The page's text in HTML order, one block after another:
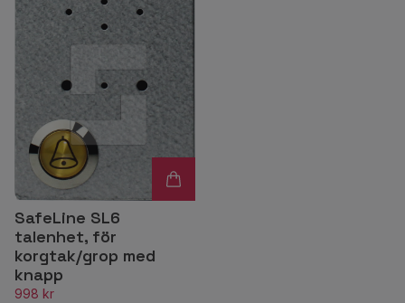
SafeLine SL6
talenhet, för
korgtak/grop med
knapp
998 kr